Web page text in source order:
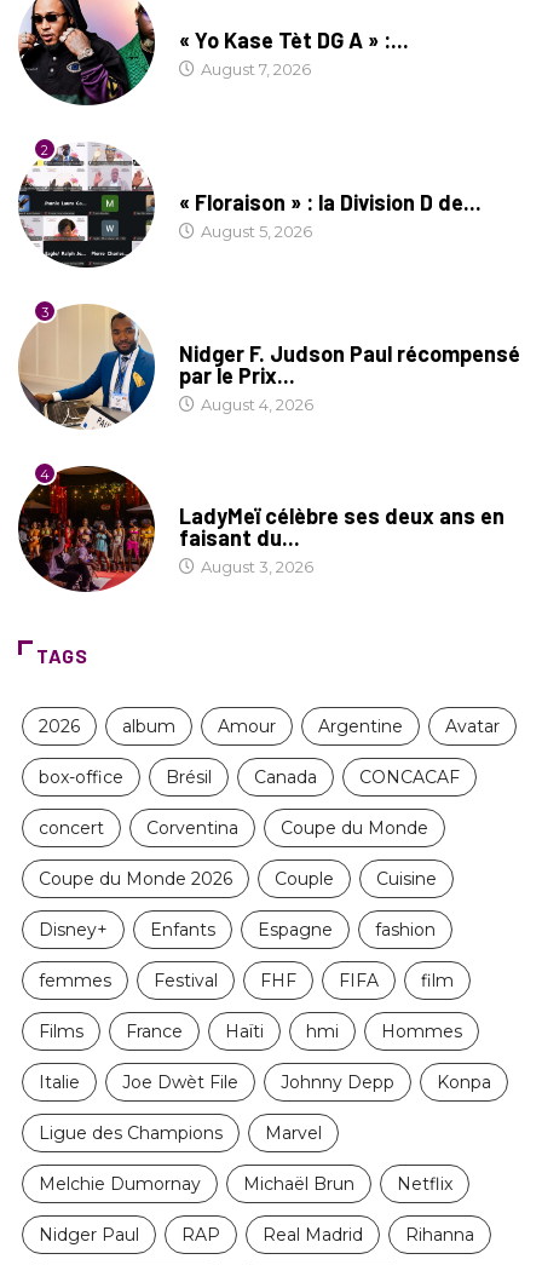
« Yo Kase Tèt DG A » :...
August 7, 2026
2
« Floraison » : la Division D de...
August 5, 2026
3
Nidger F. Judson Paul récompensé
par le Prix...
August 4, 2026
4
LadyMeï célèbre ses deux ans en
faisant du...
August 3, 2026
TAGS
2026 album Amour Argentine Avatar
box-office Brésil Canada CONCACAF
concert Corventina Coupe du Monde
Coupe du Monde 2026 Couple Cuisine
Disney+ Enfants Espagne fashion
femmes Festival FHF FIFA film
Films France Haïti hmi Hommes
Italie Joe Dwèt File Johnny Depp Konpa
Ligue des Champions Marvel
Melchie Dumornay Michaël Brun Netflix
Nidger Paul RAP Real Madrid Rihanna